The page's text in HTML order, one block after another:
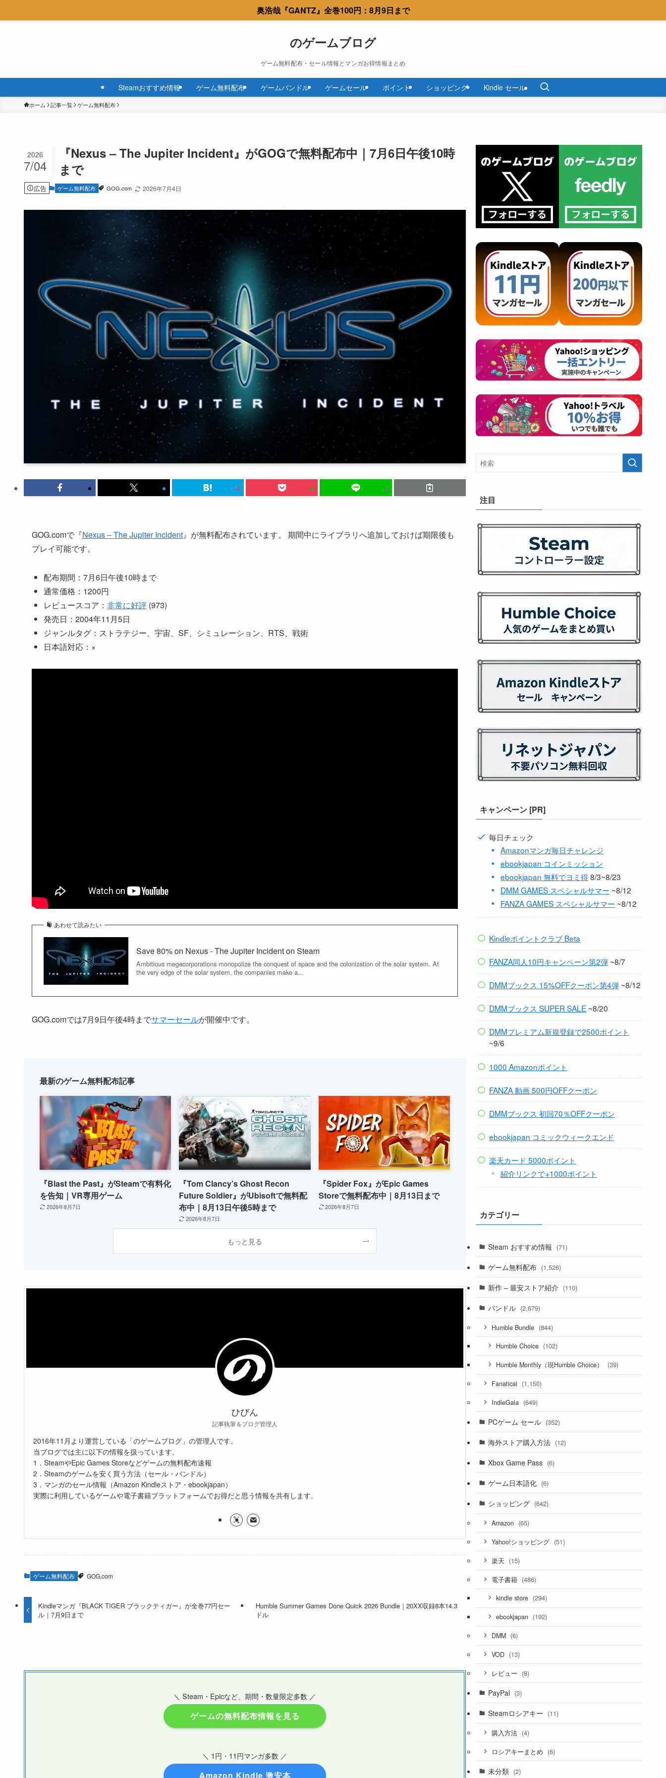
奥浩哉『GANTZ』全巻100円：8月9日まで
のゲームブログ
ゲーム無料配布・セール情報とマンガお得情報まとめ
Steamおすすめ情報 ゲーム無料配布 ゲームバンドル ゲームセール ポイント ショッピング Kindle セール
ホーム 記事一覧 ゲーム無料配布
『Nexus – The Jupiter Incident』がGOGで無料配布中｜7月6日午後10時
まで
2026
7/04
広告 ゲーム無料配布 GOG.com 2026年7月4日
GOG.comで『Nexus – The Jupiter Incident』が無料配布されています。 期間中にライブラリへ追加しておけば期限後も
プレイ可能です。
配布期間：7月6日午後10時まで
通常価格：1200円
レビュースコア： 非常に好評 (973)
発売日：2004年11月5日
ジャンルタグ：ストラテジー、宇宙、SF、シミュレーション、RTS、戦術
日本語対応：×
あわせて読みたい
Save 80% on Nexus - The Jupiter Incident on Steam
Ambitious megacorporations monopolize the conquest of space and the colonization of the solar system. At
the very edge of the solar system, the companies make a...
GOG.comでは7月9日午後4時までサマーセールが開催中です。
最新のゲーム無料配布記事
『Blast the Past』がSteamで有料化
を告知｜VR専用ゲーム
2026年8月7日
『Tom Clancy’s Ghost Recon
Future Soldier』がUbisoftで無料配
布中｜8月13日午後5時まで
2026年8月7日
『Spider Fox』がEpic Games
Storeで無料配布中｜8月13日まで
2026年8月7日
もっと見る
ひびん
記事執筆＆ブログ管理人
2016年11月より運営している「のゲームブログ」の管理人です。
当ブログでは主に以下の情報を扱っています。
1．SteamやEpic Games Storeなどゲームの無料配布速報
2．Steamのゲームを安く買う方法（セール・バンドル）
3．マンガのセール情報（Amazon Kindleストア・ebookjapan）
実際に利用しているゲームや電子書籍プラットフォームでお得だと思う情報を共有します。
ゲーム無料配布 GOG.com
Kindleマンガ『BLACK TIGER ブラックティガー』が全巻77円セー
ル｜7月9日まで
Humble Summer Games Done Quick 2026 Bundle｜20XX収録8本14.3
ドル
＼ Steam・Epicなど、期間・数量限定多数 ／
ゲームの無料配布情報を見る
＼ 1円・11円マンガ多数 ／
Amazon Kindle 激安本
注目
キャンペーン [PR]
毎日チェック
Amazonマンガ毎日チャレンジ
ebookjapan コインミッション
ebookjapan 無料でヨミ得8/3~8/23
DMM GAMES スペシャルサマー ~8/12
FANZA GAMES スペシャルサマー ~8/12
Kindleポイントクラブ Beta
FANZA同人10円キャンペーン第2弾~8/7
DMMブックス 15%OFFクーポン第4弾~8/12
DMMブックス SUPER SALE~8/20
DMMプレミアム新規登録で2500ポイント
~9/6
1000 Amazonポイント
FANZA 動画 500円OFFクーポン
DMMブックス 初回70％OFFクーポン
ebookjapan コミックウィークエンド
楽天カード 5000ポイント
紹介リンクで+1000ポイント
カテゴリー
Steam おすすめ情報 (71)
ゲーム無料配布 (1,526)
新作 – 最安ストア紹介 (110)
バンドル (2,679)
Humble Bundle (844)
Humble Choice (102)
Humble Monthly（現Humble Choice） (39)
Fanatical (1,150)
IndieGala (649)
PCゲーム セール (352)
海外ストア購入方法 (12)
Xbox Game Pass (6)
ゲーム日本語化 (6)
ショッピング (642)
Amazon (65)
Yahoo!ショッピング (51)
楽天 (15)
電子書籍 (486)
kindle store (294)
ebookjapan (192)
DMM (6)
VOD (13)
レビュー (8)
PayPal (3)
Steamロシアキー (11)
購入方法 (4)
ロシアキーまとめ (6)
未分類 (2)